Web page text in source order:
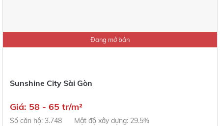
Đang mở bán
Sunshine City Sài Gòn
Giá: 58 - 65 tr/m²
Số căn hộ: 3.748 Mật độ xây dựng: 29.5%